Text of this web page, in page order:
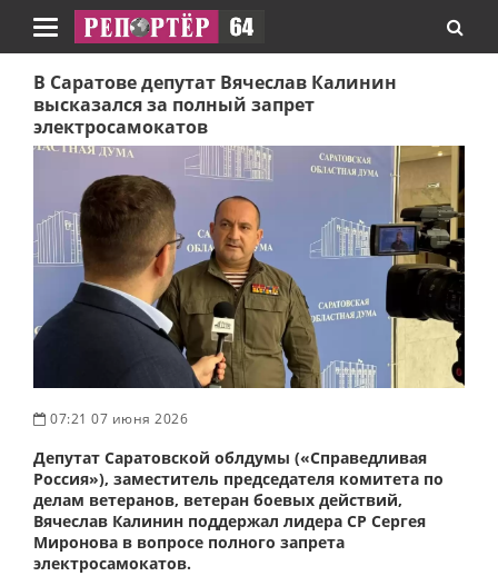
Навигация
В Саратове депутат Вячеслав Калинин
высказался за полный запрет
электросамокатов
07:21 07 июня 2026
Депутат Саратовской облдумы («Справедливая
Россия»), заместитель председателя комитета по
делам ветеранов, ветеран боевых действий,
Вячеслав Калинин поддержал лидера СР Сергея
Миронова в вопросе полного запрета
электросамокатов.